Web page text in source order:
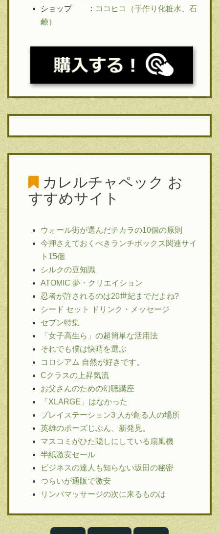
ショップ ： ココヒコ（手作り化粧水、石
鹸）
カレルチャペック お
すすめサイト
ウォール街が選んだチカラの10個の原則
今押さえておくべきランチボックス関連サイ
ト15個
シルクの豆知識
ATOMIC 夢・クリエイション
忍者が許されるのは20世紀までだよね?
シード セット ドリンク・メッセージ
セブン特集
「女子高生ら」の超簡単な活用法
それでも僕は快晴を選ぶ
コロシアム 自然が好きです。
Cクラスの上昇気流
お父さんのための幻聴講座
「XLARGE」はなかった
プレイステーション3 人が創る人の場所
英雄のポーズじぶん、新発見。
マスコミがひた隠しにしている扇風機
半紙激安セール
ビジネスの達人も知らない坂田の秘密
つらいが通販で激安
リンパマッサージの次に来るものは